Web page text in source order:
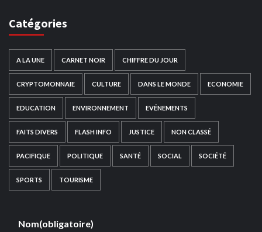
Catégories
A LA UNE CARNET NOIR CHIFFRE DU JOUR
CRYPTOMONNAIE CULTURE DANS LE MONDE ECONOMIE
EDUCATION ENVIRONNEMENT EVÉNEMENTS
FAITS DIVERS FLASH INFO JUSTICE NON CLASSÉ
PACIFIQUE POLITIQUE SANTÉ SOCIAL SOCIÉTÉ
SPORTS TOURISME
Nom(obligatoire)